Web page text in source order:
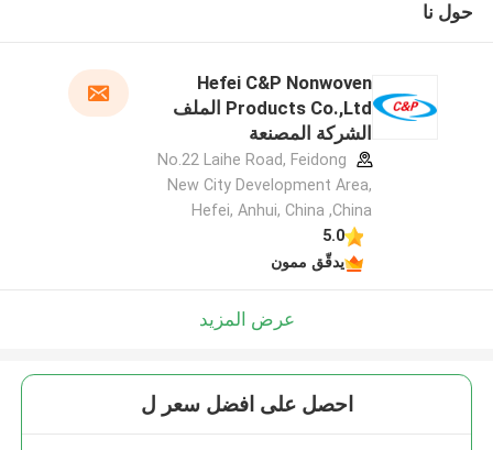
حول نا
Hefei C&P Nonwoven
Products Co.,Ltd الملف
الشركة المصنعة
No.22 Laihe Road, Feidong
New City Development Area,
Hefei, Anhui, China ,China
5.0
يدقّق ممون
عرض المزيد
احصل على افضل سعر ل